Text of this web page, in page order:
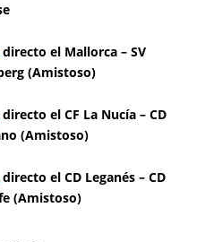
el Mallorca – SV
(Amistoso)
el CF La Nucía – CD
(Amistoso)
el CD Leganés – CD
(Amistoso)